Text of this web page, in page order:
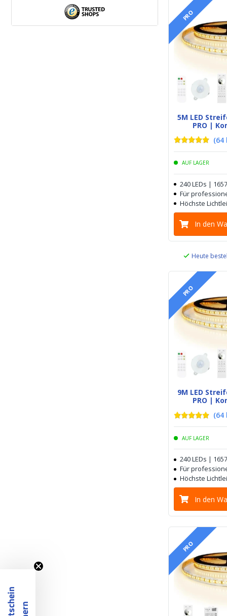
PRO
5M LED
PRO |
(64
AUF LAGER
240 LEDs |
Für
Höchste
In den
Heute
PRO
9M LED
PRO |
(64
AUF LAGER
240 LEDs |
Für
Höchste
In den
PRO